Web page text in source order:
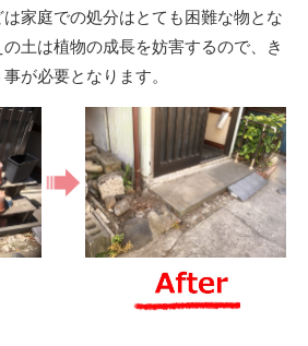
家庭での処分はとても困難な物とな
土は植物の成長を妨害するので、き
が必要となります。